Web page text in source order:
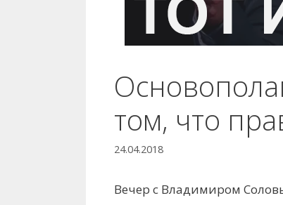
том, что
24.04.2018
Вечер с Владимиром